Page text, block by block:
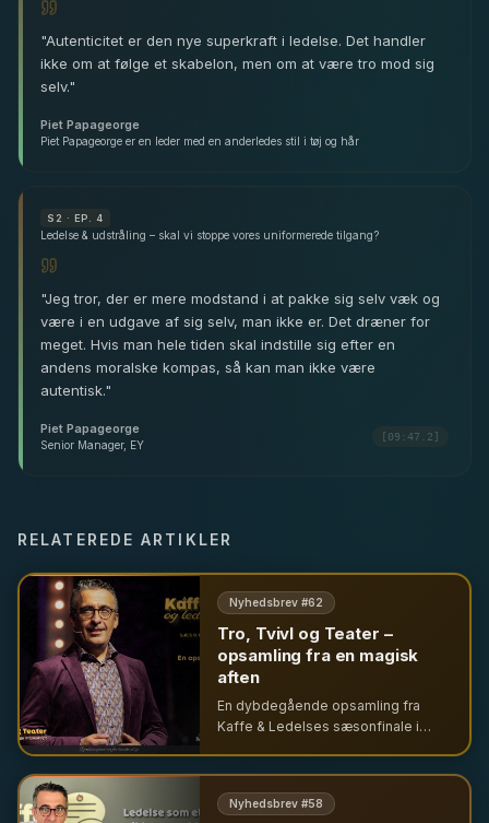
"Autenticitet er den nye superkraft i ledelse. Det handler
ikke om at følge et skabelon, men om at være tro mod sig
selv."
Piet Papageorge
Piet Papageorge er en leder med en anderledes stil i tøj og hår
S 2 · EP. 4
Ledelse & udstråling – skal vi stoppe vores uniformerede tilgang?
"Jeg tror, der er mere modstand i at pakke sig selv væk og
være i en udgave af sig selv, man ikke er. Det dræner for
meget. Hvis man hele tiden skal indstille sig efter en
andens moralske kompas, så kan man ikke være
autentisk."
Piet Papageorge
Senior Manager, EY
[09:47.2]
RELATEREDE ARTIKLER
Nyhedsbrev #62
Tro, Tvivl og Teater –
opsamling fra en magisk
aften
En dybdegående opsamling fra
Kaffe & Ledelses sæsonfinale i
sammen med førende eksperter og
unge ledere.
Nyhedsbrev #58